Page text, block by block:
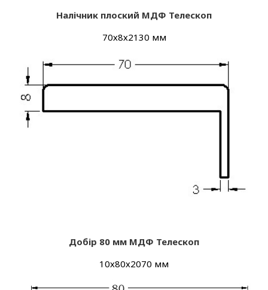
Налічник плоский МДФ Телескоп
70х8х2130 мм
Добір 80 мм МДФ Телескоп
10х80х2070 мм